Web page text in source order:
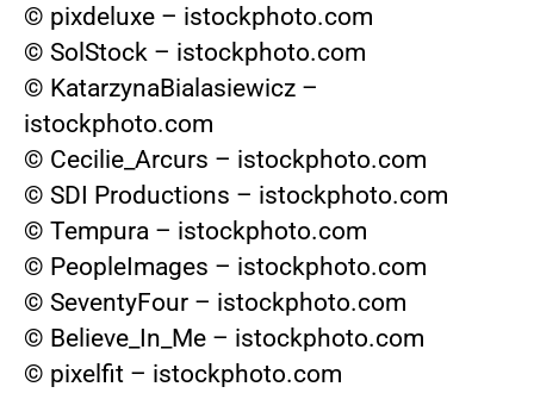
© pixdeluxe – istockphoto.com
© SolStock – istockphoto.com
© KatarzynaBialasiewicz –
istockphoto.com
© Cecilie_Arcurs – istockphoto.com
© SDI Productions – istockphoto.com
© Tempura – istockphoto.com
© PeopleImages – istockphoto.com
© SeventyFour – istockphoto.com
© Believe_In_Me – istockphoto.com
© pixelfit – istockphoto.com